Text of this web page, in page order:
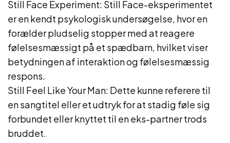
Still Face Experiment: Still Face-eksperimentet
er en kendt psykologisk undersøgelse, hvor en
forælder pludselig stopper med at reagere
følelsesmæssigt på et spædbarn, hvilket viser
betydningen af ​​interaktion og følelsesmæssig
respons.
Still Feel Like Your Man: Dette kunne referere til
en sangtitel eller et udtryk for at stadig føle sig
forbundet eller knyttet til en eks-partner trods
bruddet.